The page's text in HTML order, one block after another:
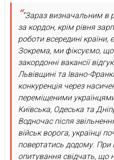
“Зараз визначальним в
за кордон, крім рівня
роботи всередині країни,
Зокрема, ми фіксуємо,
закордонні вакансії
Львівщині та Івано-
конкуренція через
переміщеними
Київська, Одеська та
Водночас після
військ ворога, українці
повертатись додому. При
опитування свідчать, що